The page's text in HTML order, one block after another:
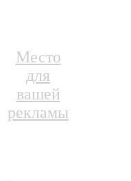
Место
для
вашей
рекламы